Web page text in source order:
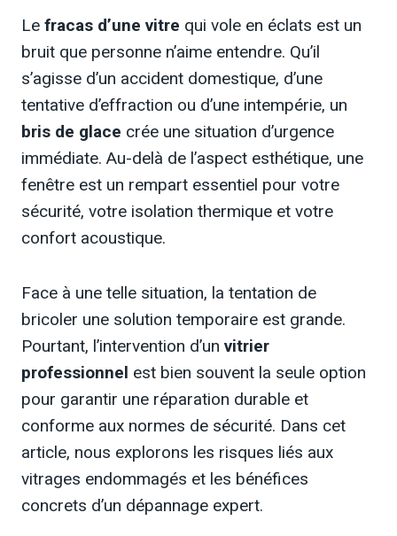
Le fracas d’une vitre qui vole en éclats est un
bruit que personne n’aime entendre. Qu’il
s’agisse d’un accident domestique, d’une
tentative d’effraction ou d’une intempérie, un
bris de glace crée une situation d’urgence
immédiate. Au-delà de l’aspect esthétique, une
fenêtre est un rempart essentiel pour votre
sécurité, votre isolation thermique et votre
confort acoustique.
Face à une telle situation, la tentation de
bricoler une solution temporaire est grande.
Pourtant, l’intervention d’un vitrier
professionnel est bien souvent la seule option
pour garantir une réparation durable et
conforme aux normes de sécurité. Dans cet
article, nous explorons les risques liés aux
vitrages endommagés et les bénéfices
concrets d’un dépannage expert.